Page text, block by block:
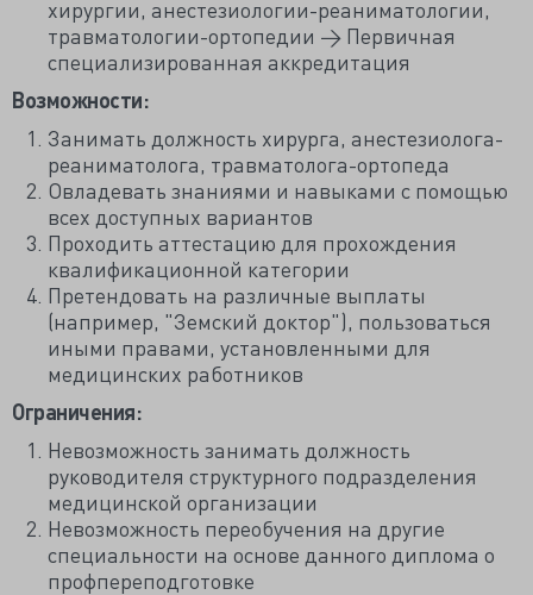
хирургии, анестезиологии-реаниматологии,
травматологии-ортопедии → Первичная
специализированная аккредитация
Возможности:
Занимать должность хирурга, анестезиолога-
реаниматолога, травматолога-ортопеда
Овладевать знаниями и навыками с помощью
всех доступных вариантов
Проходить аттестацию для прохождения
квалификационной категории
Претендовать на различные выплаты
(например, "Земский доктор"), пользоваться
иными правами, установленными для
медицинских работников
Ограничения:
Невозможность занимать должность
руководителя структурного подразделения
медицинской организации
Невозможность переобучения на другие
специальности на основе данного диплома о
профпереподготовке